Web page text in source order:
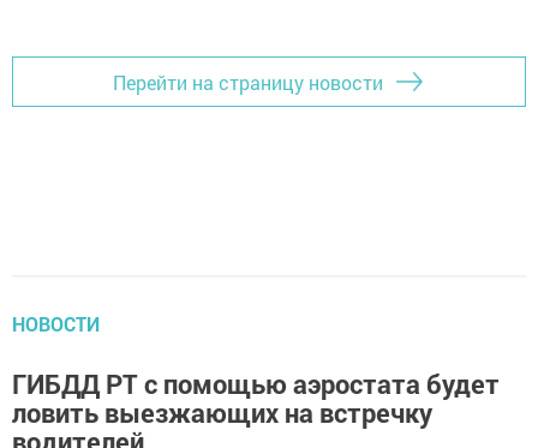
Перейти на страницу новости
НОВОСТИ
ГИБДД РТ с помощью аэростата будет
ловить выезжающих на встречку